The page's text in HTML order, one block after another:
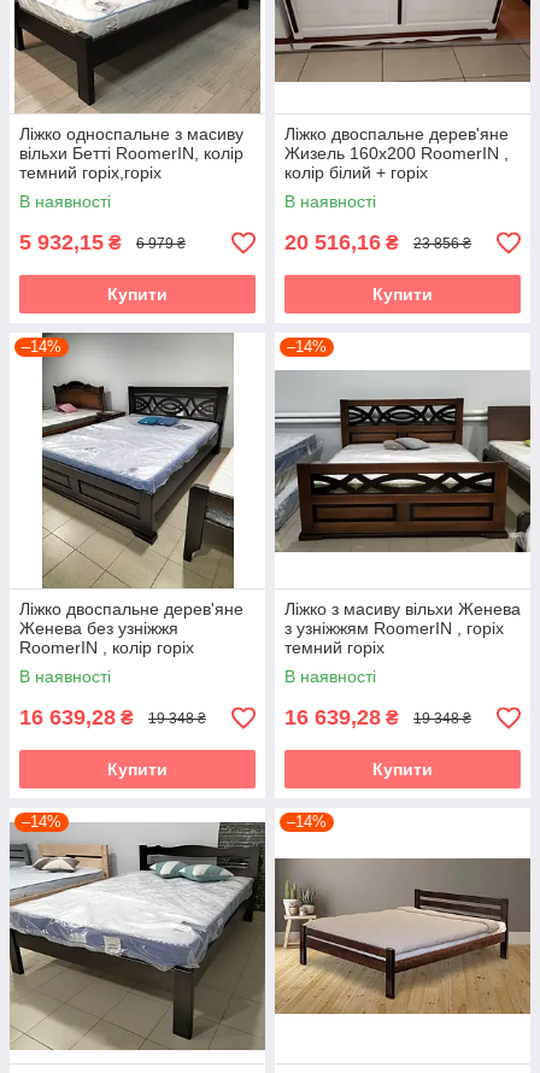
Ліжко односпальне з масиву
вільхи Бетті RoomerIN, колір
темний горіх,горіх
В наявності
5 932,15 ₴ 6 979 ₴
Купити
Ліжко двоспальне дерев'яне
Жизель 160х200 RoomerIN ,
колір білий + горіх
В наявності
20 516,16 ₴ 23 856 ₴
Купити
–14%
Ліжко двоспальне дерев'яне
Женева без узніжжя
RoomerIN , колір горіх
темний горіх
В наявності
16 639,28 ₴ 19 348 ₴
Купити
–14%
Ліжко з масиву вільхи Женева
з узніжжям RoomerIN , горіх
темний горіх
В наявності
16 639,28 ₴ 19 348 ₴
Купити
–14% –14%